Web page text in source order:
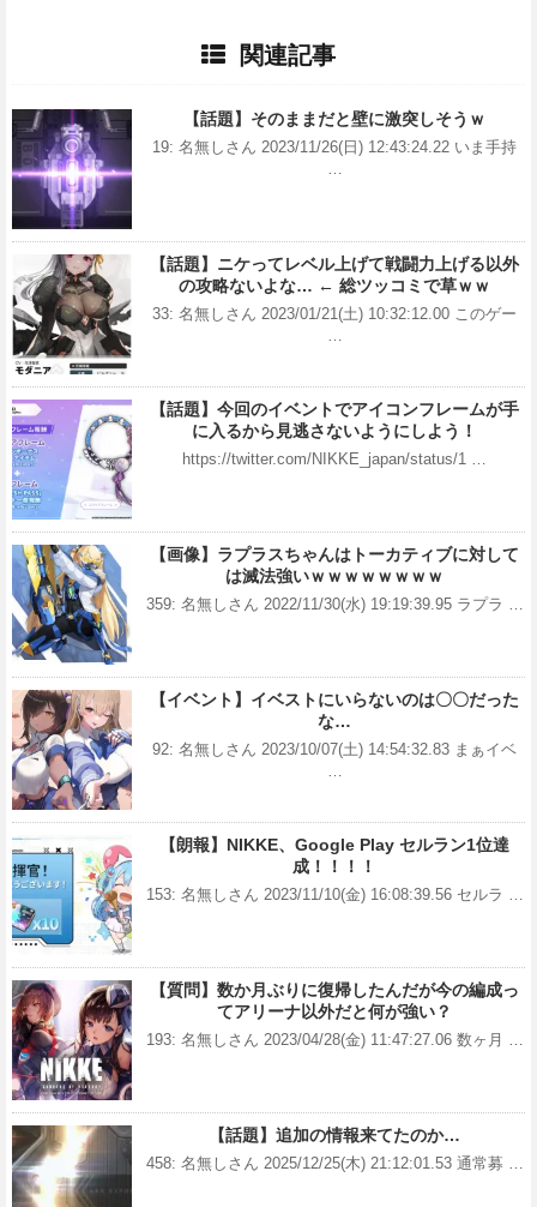
関連記事
【話題】そのままだと壁に激突しそうｗ
19: 名無しさん 2023/11/26(日) 12:43:24.22 いま手持
…
【話題】ニケってレベル上げて戦闘力上げる以外
の攻略ないよな… ← 総ツッコミで草ｗｗ
33: 名無しさん 2023/01/21(土) 10:32:12.00 このゲー
…
【話題】今回のイベントでアイコンフレームが手
に入るから見逃さないようにしよう！
https://twitter.com/NIKKE_japan/status/1 …
【画像】ラプラスちゃんはトーカティブに対して
は滅法強いｗｗｗｗｗｗｗｗ
359: 名無しさん 2022/11/30(水) 19:19:39.95 ラプラ …
【イベント】イベストにいらないのは〇〇だった
な…
92: 名無しさん 2023/10/07(土) 14:54:32.83 まぁイベ
…
【朗報】NIKKE、Google Play セルラン1位達
成！！！！
153: 名無しさん 2023/11/10(金) 16:08:39.56 セルラ …
【質問】数か月ぶりに復帰したんだが今の編成っ
てアリーナ以外だと何が強い？
193: 名無しさん 2023/04/28(金) 11:47:27.06 数ヶ月 …
【話題】追加の情報来てたのか…
458: 名無しさん 2025/12/25(木) 21:12:01.53 通常募 …